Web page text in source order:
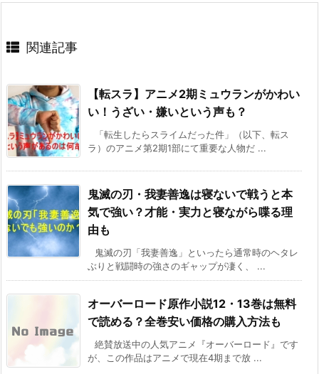
関連記事
【転スラ】アニメ2期ミュウランがかわい
い！うざい・嫌いという声も？
「転生したらスライムだった件」（以下、転ス
ラ）のアニメ第2期1部にて重要な人物だ ...
鬼滅の刃・我妻善逸は寝ないで戦うと本
気で強い？才能・実力と寝ながら喋る理
由も
鬼滅の刃「我妻善逸」といったら通常時のヘタレ
ぶりと戦闘時の強さのギャップが凄く、 ...
オーバーロード原作小説12・13巻は無料
で読める？全巻安い価格の購入方法も
絶賛放送中の人気アニメ『オーバーロード』です
が、この作品はアニメで現在4期まで放 ...